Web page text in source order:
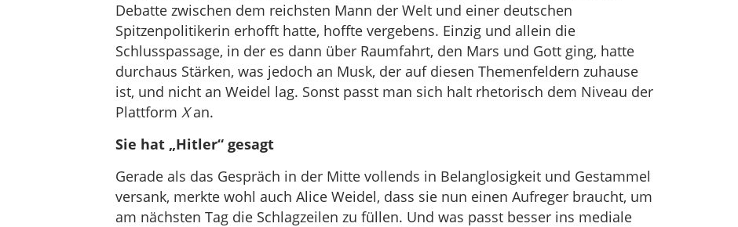
Debatte zwischen dem reichsten Mann der Welt und einer deutschen
Spitzenpolitikerin erhofft hatte, hoffte vergebens. Einzig und allein die
Schlusspassage, in der es dann über Raumfahrt, den Mars und Gott ging, hatte
durchaus Stärken, was jedoch an Musk, der auf diesen Themenfeldern zuhause
ist, und nicht an Weidel lag. Sonst passt man sich halt rhetorisch dem Niveau der
Plattform Xan.
Sie hat „Hitler“ gesagt
Gerade als das Gespräch in der Mitte vollends in Belanglosigkeit und Gestammel
versank, merkte wohl auch Alice Weidel, dass sie nun einen Aufreger braucht, um
am nächsten Tag die Schlagzeilen zu füllen. Und was passt besser ins mediale